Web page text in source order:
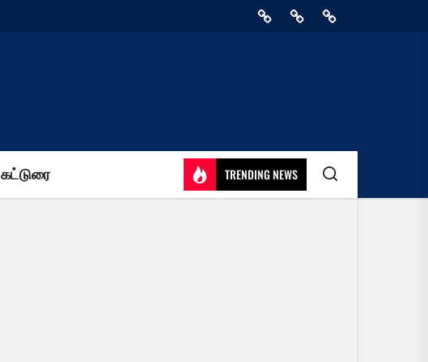
HomePrivacyAthirady
கட்டுரை TRENDING NEWS